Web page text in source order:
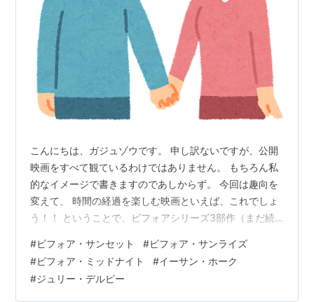
こんにちは、ガジュゾウです。 申し訳ないですが、公開
映画をすべて観ているわけではありません。 もちろん私
的なイメージで書きますのであしからず。 今回は趣向を
変えて、 時間の経過を楽しむ映画といえば、これでしょ
う！！ ということで、ビフォアシリーズ3部作（まだ続
#ビフォア・サンセット #ビフォア・サンライズ
#ビフォア・ミッドナイト #イーサン・ホーク
#ジュリー・デルピー